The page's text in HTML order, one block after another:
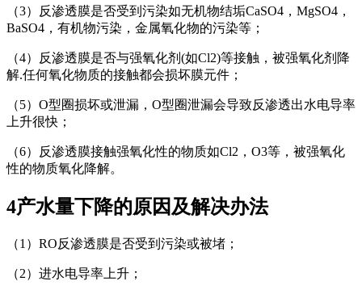
（3）反渗透膜是否受到污染如无机物结垢CaSO4，MgSO4，
BaSO4，有机物污染，金属氧化物的污染等；
（4）反渗透膜是否与强氧化剂(如Cl2)等接触，被强氧化剂降
解.任何氧化物质的接触都会损坏膜元件；
（5）O型圈损坏或泄漏，O型圈泄漏会导致反渗透出水电导率
上升很快；
（6）反渗透膜接触强氧化性的物质如Cl2，O3等，被强氧化
性的物质氧化降解。
4产水量下降的原因及解决办法
（1）RO反渗透膜是否受到污染或被堵；
（2）进水电导率上升；